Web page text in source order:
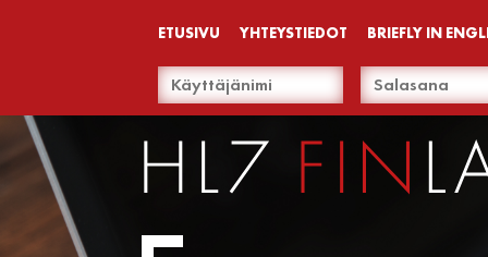
ETUSIVU YHTEYSTIEDOT BRIEFLY IN